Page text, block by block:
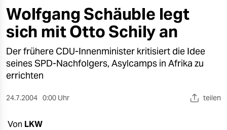
öko
gesellschaft
kultur
sport
berlin
nord
Wolfgang Schäuble legt
sich mit Otto Schily an
Der frühere CDU-Innenminister kritisiert die Idee
seines SPD-Nachfolgers, Asylcamps in Afrika zu
errichten
24.7.2004 0:00 Uhr teilen
Von LKW